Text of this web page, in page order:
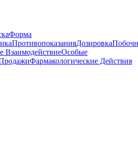
Форма
ПротивопоказанияДозировка
ВзаимодействиеОсобые
Фармакологические Действия